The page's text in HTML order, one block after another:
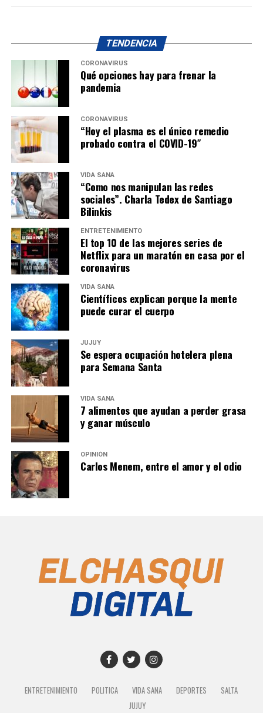
TENDENCIA
CORONAVIRUS
Qué opciones hay para frenar la
pandemia
CORONAVIRUS
“Hoy el plasma es el único remedio
probado contra el COVID-19″
VIDA SANA
“Como nos manipulan las redes
sociales”. Charla Tedex de Santiago
Bilinkis
ENTRETENIMIENTO
El top 10 de las mejores series de
Netflix para un maratón en casa por el
coronavirus
VIDA SANA
Científicos explican porque la mente
puede curar el cuerpo
JUJUY
Se espera ocupación hotelera plena
para Semana Santa
VIDA SANA
7 alimentos que ayudan a perder grasa
y ganar músculo
OPINIÓN
Carlos Menem, entre el amor y el odio
ENTRETENIMIENTO POLITICA VIDA SANA DEPORTES
SALTA
JUJUY